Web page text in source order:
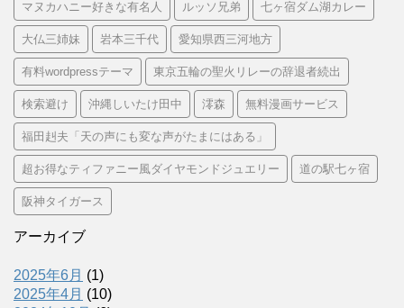
マヌカハニー好きな有名人 ルッソ兄弟 七ヶ宿ダム湖カレー
大仏三姉妹 岩本三千代 愛知県西三河地方
有料wordpressテーマ 東京五輪の聖火リレーの辞退者続出
検索避け 沖縄しいたけ田中 澪森 無料漫画サービス
福田赳夫「天の声にも変な声がたまにはある」
超お得なティファニー風ダイヤモンドジュエリー 道の駅七ヶ宿
阪神タイガース
アーカイブ
2025年6月 (1)
2025年4月 (10)